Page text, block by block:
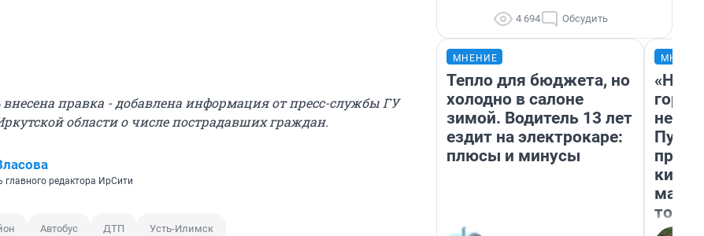
внесена правка - добавлена информация от пресс-службы ГУ
области о числе пострадавших граждан.
главного редактора ИрСити
Автобус ДТП Усть-Илимск
4 694 Обсудить
МНЕНИЕ
Тепло для бюджета, но
холодно в салоне
зимой. Водитель 13 лет
ездит на электрокаре:
плюсы и минусы
«Нет
того